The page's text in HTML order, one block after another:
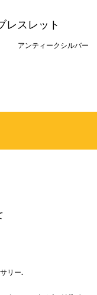
スレット
アンティークシルバー
リー.